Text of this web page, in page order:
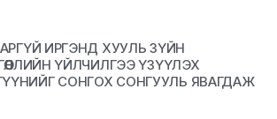
ИРГЭНД ХУУЛЬ ЗҮЙН
ҮЙЛЧИЛГЭЭ ҮЗҮҮЛЭХ
СОНГОХ СОНГУУЛЬ ЯВАГДАЖ